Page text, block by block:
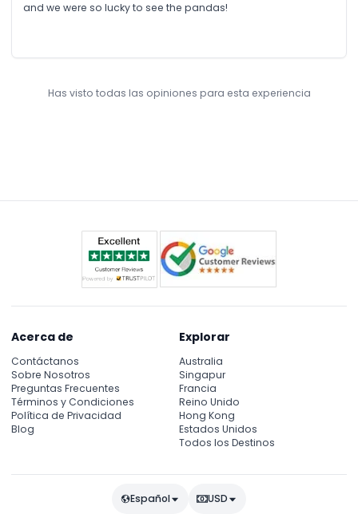
and we were so lucky to see the pandas!
Has visto todas las opiniones para esta experiencia
Acerca de
Contáctanos
Sobre Nosotros
Preguntas Frecuentes
Términos y Condiciones
Política de Privacidad
Blog
Explorar
Australia
Singapur
Francia
Reino Unido
Hong Kong
Estados Unidos
Todos los Destinos
Español USD